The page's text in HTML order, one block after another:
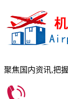
聚焦国内资讯,把